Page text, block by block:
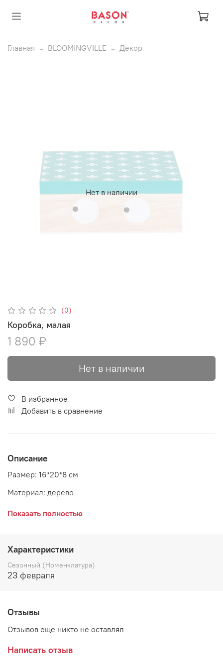
Главная BLOOMINGVILLE Декор
Нет в наличии
(0)
Коробка, малая
1 890 ₽
Нет в наличии
В избранное
Добавить в сравнение
Описание
Размер: 16*20*8 см
Материал: дерево
Страна: Дания
Показать полностью
Характеристики
Сезонный (Номенклатура)
23 февраля
Отзывы
Отзывов еще никто не оставлял
Написать отзыв